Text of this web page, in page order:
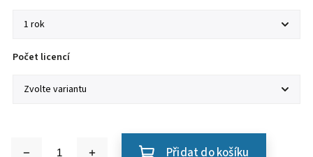
Počet licencí
Přidat do košíku